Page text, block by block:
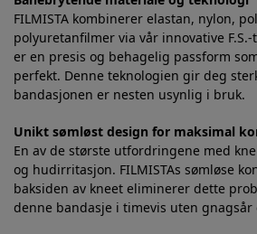
FILMISTA kombinerer elastan, nylon,
polyuretanfilmer via vår innovative
er en presis og behagelig passform
perfekt. Denne teknologien gir deg
bandasjonen er nesten usynlig i bruk.
Unikt sømløst design for maksimal
En av de største utfordringene med
og hudirritasjon. FILMISTAs sømløse
baksiden av kneet eliminerer dette
denne bandasje i timevis uten gnagsår